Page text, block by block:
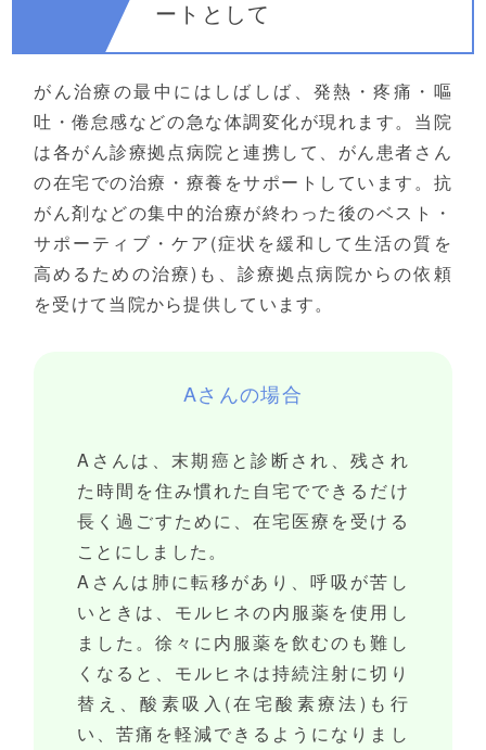
ートとして
がん治療の最中にはしばしば、発熱・疼痛・嘔
吐・倦怠感などの急な体調変化が現れます。当院
は各がん診療拠点病院と連携して、がん患者さん
の在宅での治療・療養をサポートしています。抗
がん剤などの集中的治療が終わった後のベスト・
サポーティブ・ケア(症状を緩和して生活の質を
高めるための治療)も、診療拠点病院からの依頼
を受けて当院から提供しています。
Aさんの場合
Aさんは、末期癌と診断され、残され
た時間を住み慣れた自宅でできるだけ
長く過ごすために、在宅医療を受ける
ことにしました。
Aさんは肺に転移があり、呼吸が苦し
いときは、モルヒネの内服薬を使用し
ました。徐々に内服薬を飲むのも難し
くなると、モルヒネは持続注射に切り
替え、酸素吸入(在宅酸素療法)も行
い、苦痛を軽減できるようになりまし